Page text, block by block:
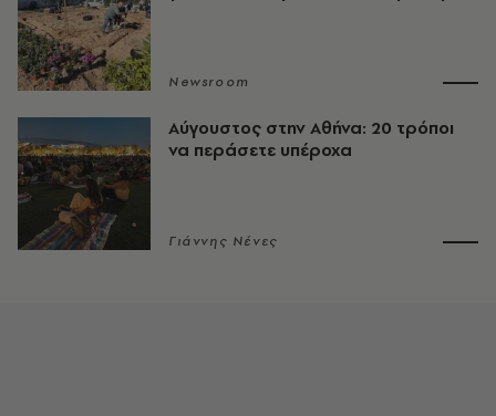
Newsroom
Αύγουστος στην Αθήνα: 20 τρόποι
να περάσετε υπέροχα
Γιάννης Νένες